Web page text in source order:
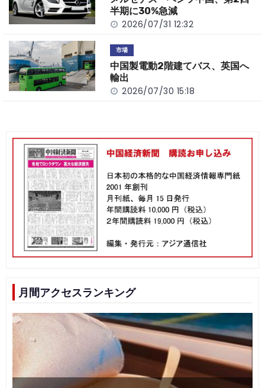
半期に30%急減
2026/07/31 12:32
市場
中国製電動2階建てバス、英国へ
輸出
2026/07/30 15:18
月間アクセスランキング